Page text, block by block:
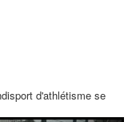
d'athlétisme se